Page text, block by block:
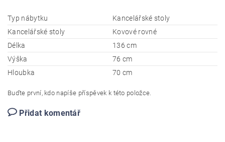
Typ nábytku
Kancelářské stoly
Kancelářské stoly
Kovové rovné
Délka
136 cm
Výška
76 cm
Hloubka
70 cm
Buďte první, kdo napíše příspěvek k této položce.
Přidat komentář